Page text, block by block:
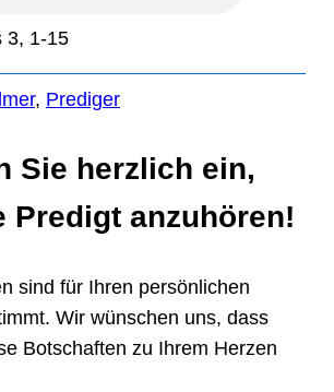
3, 1-15
, Prediger
Sie herzlich ein,
Predigt anzuhören!
sind für Ihren persönlichen
Wir wünschen uns, dass
Botschaften zu Ihrem Herzen